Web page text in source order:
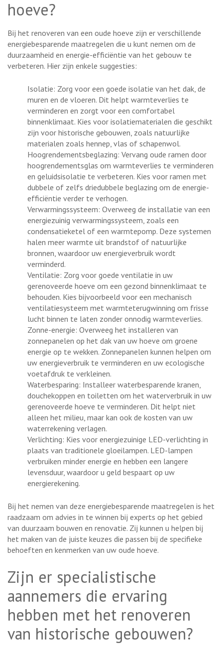
hoeve?
Bij het renoveren van een oude hoeve zijn er verschillende
energiebesparende maatregelen die u kunt nemen om de
duurzaamheid en energie-efficiëntie van het gebouw te
verbeteren. Hier zijn enkele suggesties:
Isolatie: Zorg voor een goede isolatie van het dak, de
muren en de vloeren. Dit helpt warmteverlies te
verminderen en zorgt voor een comfortabel
binnenklimaat. Kies voor isolatiematerialen die geschikt
zijn voor historische gebouwen, zoals natuurlijke
materialen zoals hennep, vlas of schapenwol.
Hoogrendementsbeglazing: Vervang oude ramen door
hoogrendementsglas om warmteverlies te verminderen
en geluidsisolatie te verbeteren. Kies voor ramen met
dubbele of zelfs driedubbele beglazing om de energie-
efficiëntie verder te verhogen.
Verwarmingssysteem: Overweeg de installatie van een
energiezuinig verwarmingssysteem, zoals een
condensatieketel of een warmtepomp. Deze systemen
halen meer warmte uit brandstof of natuurlijke
bronnen, waardoor uw energieverbruik wordt
verminderd.
Ventilatie: Zorg voor goede ventilatie in uw
gerenoveerde hoeve om een gezond binnenklimaat te
behouden. Kies bijvoorbeeld voor een mechanisch
ventilatiesysteem met warmteterugwinning om frisse
lucht binnen te laten zonder onnodig warmteverlies.
Zonne-energie: Overweeg het installeren van
zonnepanelen op het dak van uw hoeve om groene
energie op te wekken. Zonnepanelen kunnen helpen om
uw energieverbruik te verminderen en uw ecologische
voetafdruk te verkleinen.
Waterbesparing: Installeer waterbesparende kranen,
douchekoppen en toiletten om het waterverbruik in uw
gerenoveerde hoeve te verminderen. Dit helpt niet
alleen het milieu, maar kan ook de kosten van uw
waterrekening verlagen.
Verlichting: Kies voor energiezuinige LED-verlichting in
plaats van traditionele gloeilampen. LED-lampen
verbruiken minder energie en hebben een langere
levensduur, waardoor u geld bespaart op uw
energierekening.
Bij het nemen van deze energiebesparende maatregelen is het
raadzaam om advies in te winnen bij experts op het gebied
van duurzaam bouwen en renovatie. Zij kunnen u helpen bij
het maken van de juiste keuzes die passen bij de specifieke
behoeften en kenmerken van uw oude hoeve.
Zijn er specialistische
aannemers die ervaring
hebben met het renoveren
van historische gebouwen?